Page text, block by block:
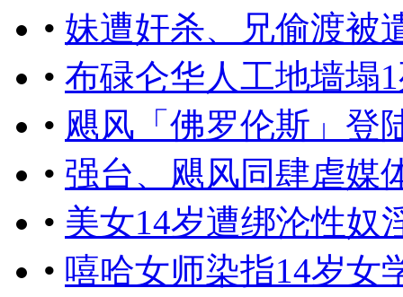
• 妹遭奸杀、兄偷渡被
• 布碌仑华人工地墙塌
• 飓风「佛罗伦斯」登
• 强台、飓风同肆虐媒
• 美女14岁遭绑沦性奴
• 嘻哈女师染指14岁女